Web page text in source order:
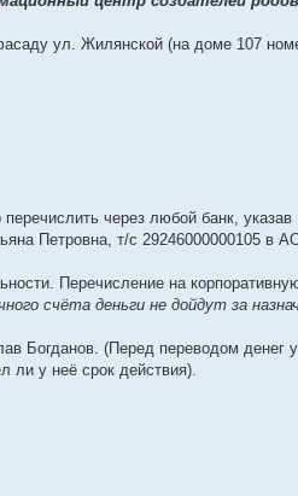
ул. Жилянской (на доме 107
через любой банк, указав
Петровна, т/с 29246000000105 в
Перечисление на
счёта деньги не дойдут за
Богданов. (Перед переводом денег
ли у неё срок действия).